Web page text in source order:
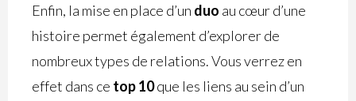
Enfin, la mise en place d’un duo au cœur d’une
histoire permet également d’explorer de
nombreux types de relations. Vous verrez en
effet dans ce top 10que les liens au sein d’un